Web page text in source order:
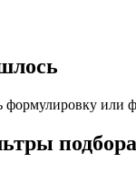
формулировку или